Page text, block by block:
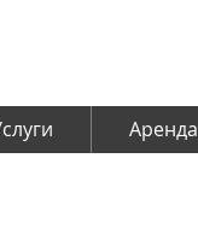
Аренда